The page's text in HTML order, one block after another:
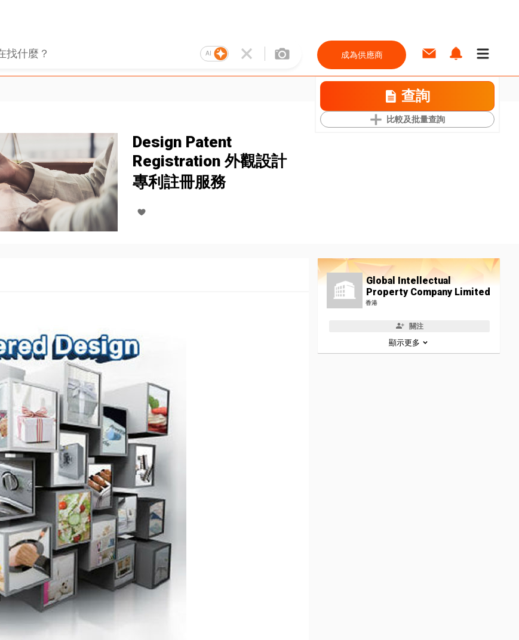
AI 成為供應商
查詢
比較及批量查詢
Design Patent
Registration 外觀設計
專利註冊服務
Global Intellectual
Property Company Limited
香港
關注
顯示更多